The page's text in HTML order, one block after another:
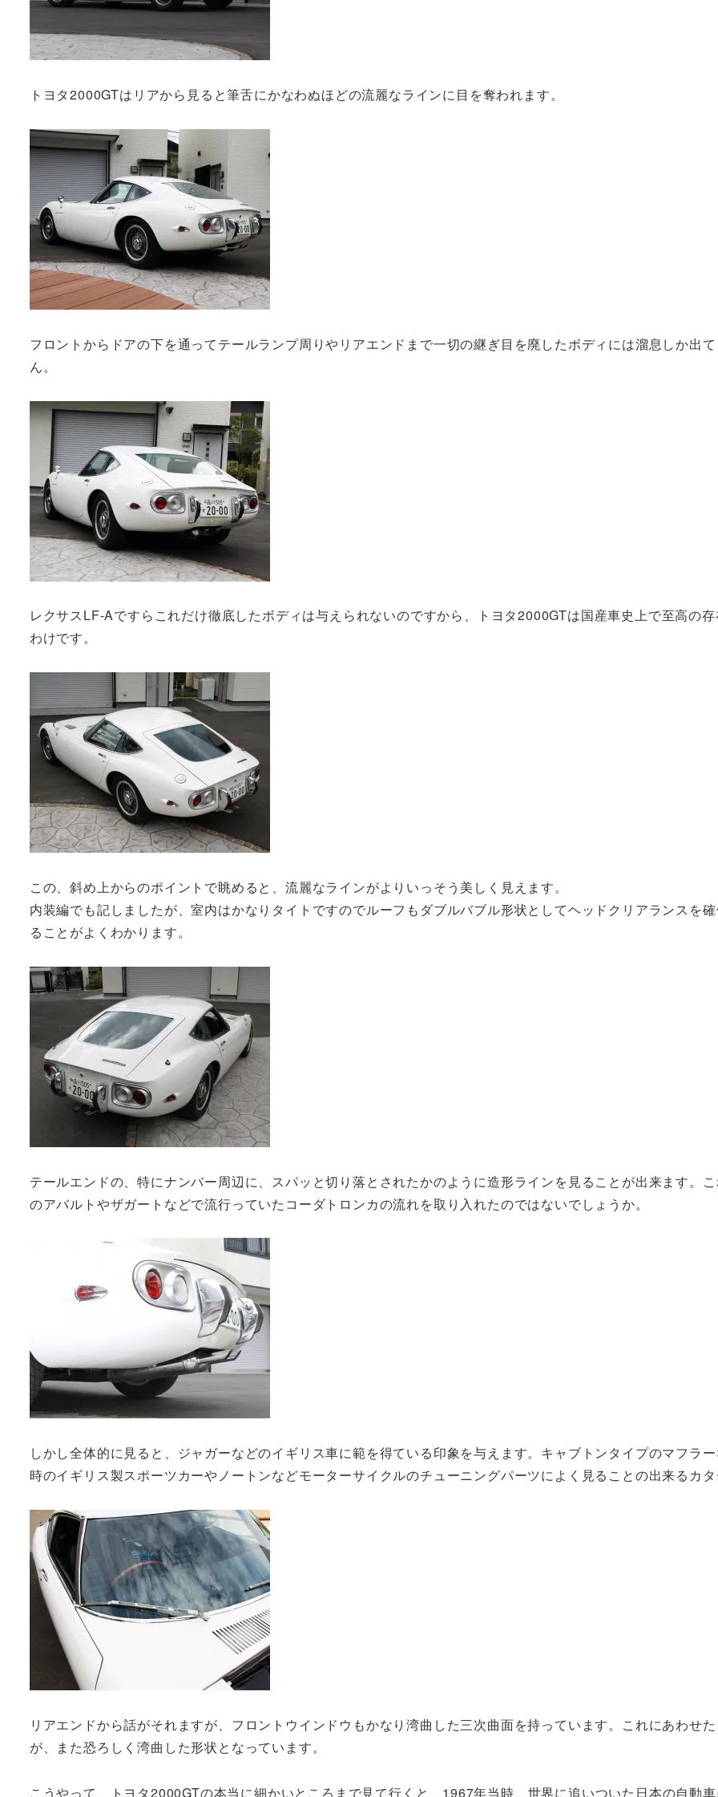
トヨタ2000GTはリアから見ると筆舌にかなわぬほどの流麗なラインに目を奪われます。
フロントからドアの下を通ってテールランプ周りやリアエンドまで一切の継ぎ目を廃したボディには溜息しか出
ん。
レクサスLF-Aですらこれだけ徹底したボディは与えられないのですから、トヨタ2000GTは国産車史上で至高の
わけです。
この、斜め上からのポイントで眺めると、流麗なラインがよりいっそう美しく見えます。
内装編でも記しましたが、室内はかなりタイトですのでルーフもダブルバブル形状としてヘッドクリアランスを
ることがよくわかります。
テールエンドの、特にナンバー周辺に、スパッと切り落とされたかのように造形ラインを見ることが出来ます。
のアバルトやザガートなどで流行っていたコーダトロンカの流れを取り入れたのではないでしょうか。
しかし全体的に見ると、ジャガーなどのイギリス車に範を得ている印象を与えます。キャブトンタイプのマフラ
時のイギリス製スポーツカーやノートンなどモーターサイクルのチューニングパーツによく見ることの出来るカ
リアエンドから話がそれますが、フロントウインドウもかなり湾曲した三次曲面を持っています。これにあわせ
が、また恐ろしく湾曲した形状となっています。
こうやって、トヨタ2000GTの本当に細かいところまで見て行くと、1967年当時、世界に追いついた日本の自動